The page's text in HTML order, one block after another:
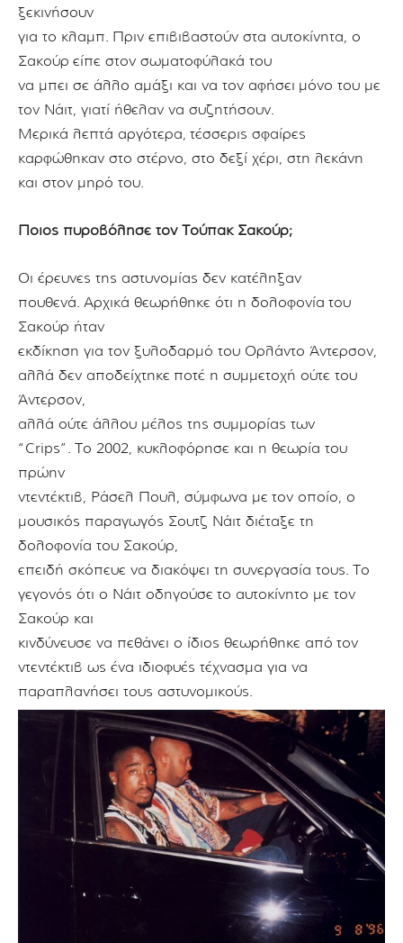
ξεκινήσουν
για το κλαμπ.
Πριν επιβιβαστούν στα αυτοκίνητα, ο
Σακούρ είπε στον σωματοφύλακά του
να μπει σε άλλο αμάξι και να τον αφήσει μόνο του με
τον Νάιτ, γιατί ήθελαν να συζητήσουν.
Μερικά λεπτά αργότερα, τέσσερις σφαίρες
καρφώθηκαν στο στέρνο, στο δεξί χέρι, στη λεκάνη
και στον μηρό του.
Ποιος πυροβόλησε τον Τούπακ Σακούρ;
Οι έρευνες της αστυνομίας δεν κατέληξαν
πουθενά. Αρχικά θεωρήθηκε ότι η δολοφονία του
Σακούρ ήταν
εκδίκηση για τον ξυλοδαρμό του Ορλάντο Άντερσον,
αλλά δεν αποδείχτηκε ποτέ η συμμετοχή ούτε του
Άντερσον,
αλλά ούτε άλλου μέλος της συμμορίας των
“Crips”. Το 2002, κυκλοφόρησε και η θεωρία του
πρώην
ντεντέκτιβ, Ράσελ Πουλ, σύμφωνα με τον οποίο, ο
μουσικός παραγωγός Σουτζ Νάιτ διέταξε τη
δολοφονία του Σακούρ,
επειδή σκόπευε να διακόψει τη συνεργασία τους. Το
γεγονός ότι ο Νάιτ οδηγούσε το αυτοκίνητο με τον
Σακούρ και
κινδύνευσε να πεθάνει ο ίδιος θεωρήθηκε από τον
ντεντέκτιβ ως ένα ιδιοφυές τέχνασμα για να
παραπλανήσει τους αστυνομικούς.